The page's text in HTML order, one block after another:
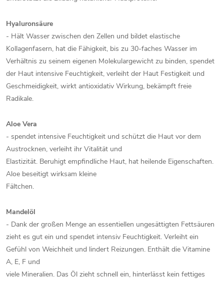
Hyaluronsäure
- Hält Wasser zwischen den Zellen und bildet elastische
Kollagenfasern, hat die Fähigkeit, bis zu 30-faches Wasser im
Verhältnis zu seinem eigenen Molekulargewicht zu binden, spendet
der Haut intensive Feuchtigkeit, verleiht der Haut Festigkeit und
Geschmeidigkeit, wirkt antioxidativ Wirkung, bekämpft freie
Radikale.
Aloe Vera
- spendet intensive Feuchtigkeit und schützt die Haut vor dem
Austrocknen, verleiht ihr Vitalität und
Elastizität. Beruhigt empfindliche Haut, hat heilende Eigenschaften.
Aloe beseitigt wirksam kleine
Fältchen.
Mandelöl
- Dank der großen Menge an essentiellen ungesättigten Fettsäuren
zieht es gut ein und spendet intensiv Feuchtigkeit. Verleiht ein
Gefühl von Weichheit und lindert Reizungen. Enthält die Vitamine
A, E, F und
viele Mineralien. Das Öl zieht schnell ein, hinterlässt kein fettiges